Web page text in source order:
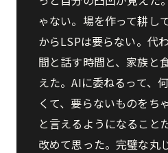
ゃない。場を作って耕し
からLSPは要らない。代
間と話す時間と、家族と
えた。AIに委ねるって、
くて、要らないものをち
と言えるようになること
改めて思った。完璧な丸